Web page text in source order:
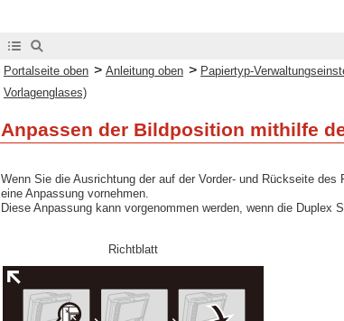
Portalseite oben > Anleitung oben > Papiertyp-
Vorlagenglases)
Anpassen der Bildposition mithilfe
Wenn Sie die Ausrichtung der auf der Vorder- und Rückseite
eine Anpassung vornehmen.
Diese Anpassung kann vorgenommen werden, wenn die Duplex
Richtblatt